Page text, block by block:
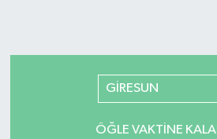
GİRESUN
ÖĞLE VAKTINE